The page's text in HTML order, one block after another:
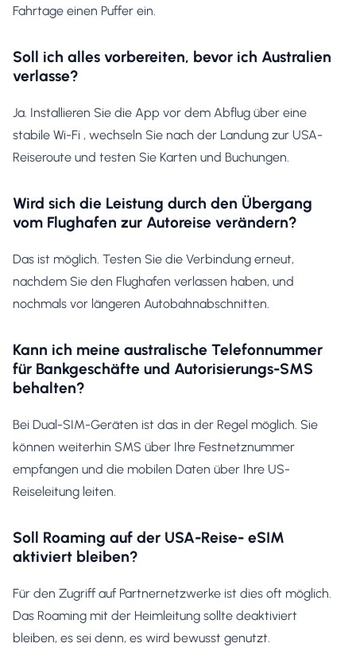
Fahrtage einen Puffer ein.
Soll ich alles vorbereiten, bevor ich Australien
verlasse?
Ja. Installieren Sie die App vor dem Abflug über eine
stabile Wi-Fi , wechseln Sie nach der Landung zur USA-
Reiseroute und testen Sie Karten und Buchungen.
Wird sich die Leistung durch den Übergang
vom Flughafen zur Autoreise verändern?
Das ist möglich. Testen Sie die Verbindung erneut,
nachdem Sie den Flughafen verlassen haben, und
nochmals vor längeren Autobahnabschnitten.
Kann ich meine australische Telefonnummer
für Bankgeschäfte und Autorisierungs-SMS
behalten?
Bei Dual-SIM-Geräten ist das in der Regel möglich. Sie
können weiterhin SMS über Ihre Festnetznummer
empfangen und die mobilen Daten über Ihre US-
Reiseleitung leiten.
Soll Roaming auf der USA-Reise- eSIM
aktiviert bleiben?
Für den Zugriff auf Partnernetzwerke ist dies oft möglich.
Das Roaming mit der Heimleitung sollte deaktiviert
bleiben, es sei denn, es wird bewusst genutzt.